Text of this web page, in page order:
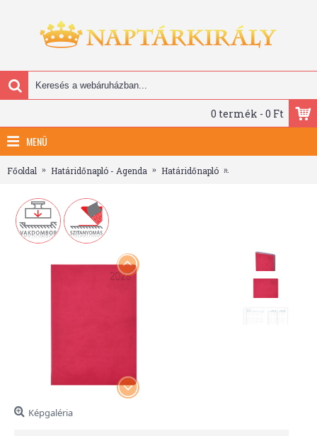
0 termék - 0 Ft
MENÜ
Főoldal Határidőnapló - Agenda Határidőnapló
Képgaléria